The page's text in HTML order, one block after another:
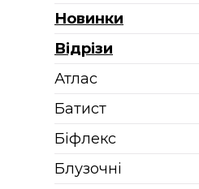
Новинки
Відрізи
Атлас
Батист
Біфлекс
Блузочні